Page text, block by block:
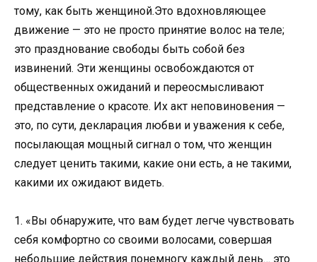
тому, как быть женщиной.Это вдохновляющее
движение — это не просто принятие волос на теле;
это празднование свободы быть собой без
извинений. Эти женщины освобождаются от
общественных ожиданий и переосмысливают
представление о красоте. Их акт неповиновения —
это, по сути, декларация любви и уважения к себе,
посылающая мощный сигнал о том, что женщин
следует ценить такими, какие они есть, а не такими,
какими их ожидают видеть.
1. «Вы обнаружите, что вам будет легче чувствовать
себя комфортно со своими волосами, совершая
небольшие действия понемногу каждый день… это